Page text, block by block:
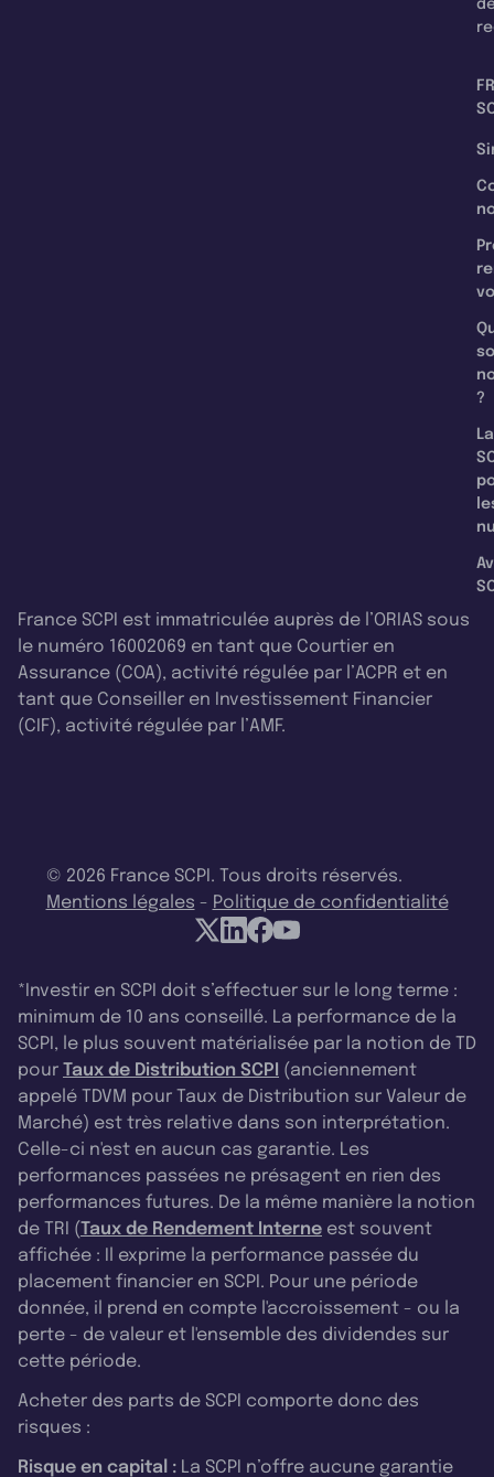
?
La
France SCPI est immatriculée auprès de l’ORIAS sous
le numéro 16002069 en tant que Courtier en
Assurance (COA), activité régulée par l’ACPR et en
tant que Conseiller en Investissement Financier
(CIF), activité régulée par l’AMF.
© 2026 France SCPI. Tous droits réservés.
Mentions légales - Politique de confidentialité
*Investir en SCPI doit s’effectuer sur le long terme :
minimum de 10 ans conseillé. La performance de la
SCPI, le plus souvent matérialisée par la notion de TD
pour Taux de Distribution SCPI (anciennement
appelé TDVM pour Taux de Distribution sur Valeur de
Marché) est très relative dans son interprétation.
Celle-ci n'est en aucun cas garantie. Les
performances passées ne présagent en rien des
performances futures. De la même manière la notion
de TRI (Taux de Rendement Interne est souvent
affichée : Il exprime la performance passée du
placement financier en SCPI. Pour une période
donnée, il prend en compte l'accroissement - ou la
perte - de valeur et l'ensemble des dividendes sur
cette période.
Acheter des parts de SCPI comporte donc des
risques :
Risque en capital : La SCPI n’offre aucune garantie